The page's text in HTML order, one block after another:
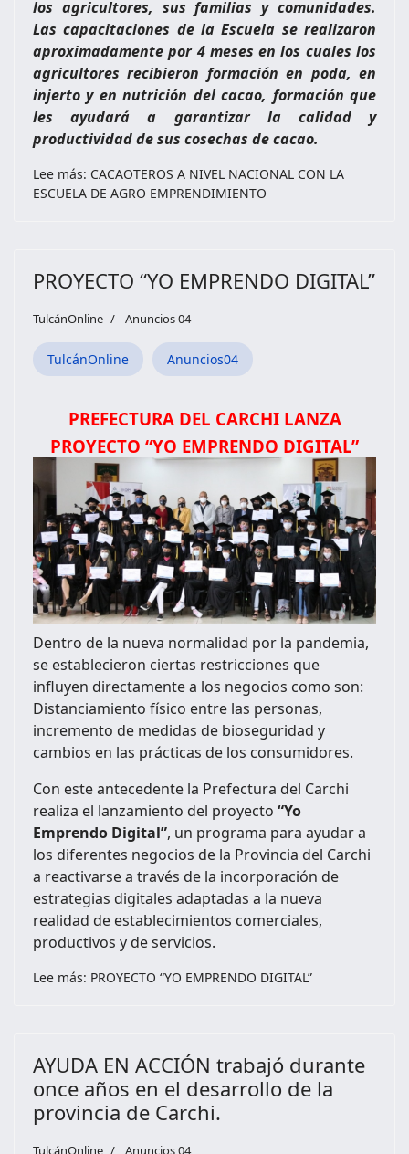
los agricultores, sus familias y comunidades.
Las capacitaciones de la Escuela se realizaron
aproximadamente por 4 meses en los cuales los
agricultores recibieron formación en poda, en
injerto y en nutrición del cacao, formación que
les ayudará a garantizar la calidad y
productividad de sus cosechas de cacao.
Lee más: CACAOTEROS A NIVEL NACIONAL CON LA
ESCUELA DE AGRO EMPRENDIMIENTO
PROYECTO “YO EMPRENDO DIGITAL”
TulcánOnline Anuncios 04
TulcánOnline Anuncios04
PREFECTURA DEL CARCHI LANZA
PROYECTO “YO EMPRENDO DIGITAL”
Dentro de la nueva normalidad por la pandemia,
se establecieron ciertas restricciones que
influyen directamente a los negocios como son:
Distanciamiento físico entre las personas,
incremento de medidas de bioseguridad y
cambios en las prácticas de los consumidores.
Con este antecedente la Prefectura del Carchi
realiza el lanzamiento del proyecto “Yo
Emprendo Digital”, un programa para ayudar a
los diferentes negocios de la Provincia del Carchi
a reactivarse a través de la incorporación de
estrategias digitales adaptadas a la nueva
realidad de establecimientos comerciales,
productivos y de servicios.
Lee más: PROYECTO “YO EMPRENDO DIGITAL”
AYUDA EN ACCIÓN trabajó durante
once años en el desarrollo de la
provincia de Carchi.
TulcánOnline Anuncios 04